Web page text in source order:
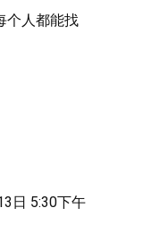
个人都能找
日 5:30下午